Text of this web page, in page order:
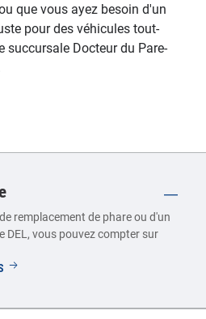
que vous ayez besoin d'un
pour des véhicules tout-
succursale Docteur du Pare-
remplacement de phare ou d'un
DEL, vous pouvez compter sur
PHARES